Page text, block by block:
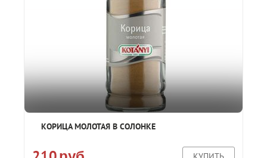
КОРИЦА МОЛОТАЯ В СОЛОНКЕ
руб